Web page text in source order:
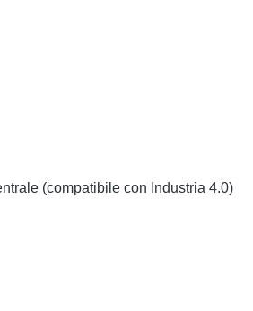
(compatibile con Industria 4.0)